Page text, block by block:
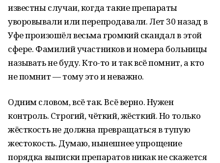
известны случаи, когда такие препараты
уворовывали или перепродавали. Лет 30 назад в
Уфе произошёл весьма громкий скандал в этой
сфере. Фамилий участников и номера больницы
называть не буду. Кто-то и так всё помнит, а кто
не помнит — тому это и неважно.
Одним словом, всё так. Всё верно. Нужен
контроль. Строгий, чёткий, жёсткий. Но только
жёсткость не должна превращаться в тупую
жестокость. Думаю, нынешнее упрощение
порядка выписки препаратов никак не скажется